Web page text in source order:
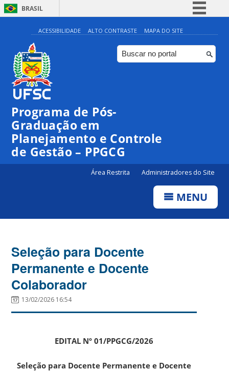
BRASIL
Simplifique!
Comunica BR
Participe
ACESSIBILIDADE ALTO CONTRASTE MAPA DO SITE
Programa de Pós-
Graduação em
Planejamento e Controle
de Gestão – PPGCG
Área Restrita Administradores do Site
MENU
Seleção para Docente
Permanente e Docente
Colaborador
13/02/2026 16:54
EDITAL Nº 01/PPGCG/2026
Seleção para Docente Permanente e Docente